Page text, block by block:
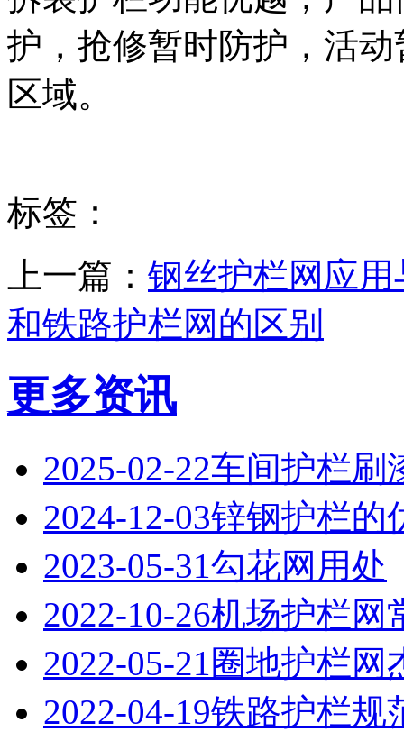
护，抢修暂时防护，活
区域。
标签：
上一篇： 钢丝护栏网应用
和铁路护栏网的区别
更多资讯
2025-02-22车间护栏刷
2024-12-03锌钢护栏的
2023-05-31勾花网用处
2022-10-26机场护栏网
2022-05-21 圈地护栏网
2022-04-19铁路护栏规